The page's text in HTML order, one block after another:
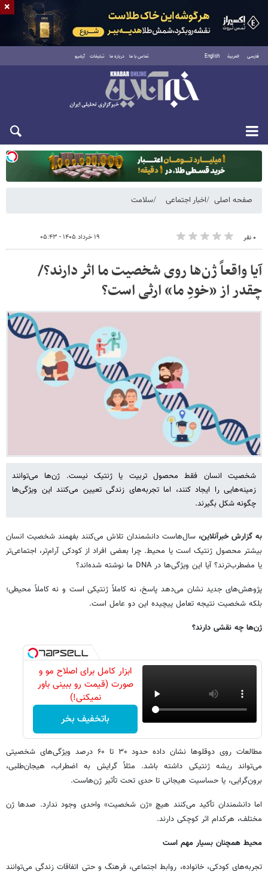
فارسی العربية English تماس با ما درباره ما تبلیغات آرشیو
دوشنبه ۱۹ مرداد ۱۴۰۵
صفحه اصلی اخبار اجتماعی سلامت
۰ نفر ۱۹ خرداد ۱۴۰۵ - ۰۵:۴۳
آیا واقعاً ژن‌ها روی شخصیت ما اثر دارند؟/
چقدر از «خودِ ما» ارثی است؟
شخصیت انسان فقط محصول تربیت یا ژنتیک نیست. ژن‌ها می‌توانند
زمینه‌هایی را ایجاد کنند، اما تجربه‌های زندگی تعیین می‌کنند این ویژگی‌ها
چگونه شکل بگیرند.
به گزارش خبرآنلاین، سال‌هاست دانشمندان تلاش می‌کنند بفهمند شخصیت انسان
بیشتر محصول ژنتیک است یا محیط. چرا بعضی افراد از کودکی آرام‌تر، اجتماعی‌تر
یا مضطرب‌ترند؟ آیا این ویژگی‌ها در DNA ما نوشته شده‌اند؟
پژوهش‌های جدید نشان می‌دهد پاسخ، نه کاملاً ژنتیکی است و نه کاملاً محیطی؛
بلکه شخصیت نتیجه تعامل پیچیده این دو عامل است.
ژن‌ها چه نقشی دارند؟
ابزار کامل برای اصلاح مو و
صورت (قیمت رو ببینی باور
نمیکنی!)
باتخفیف بخر
مطالعات روی دوقلوها نشان داده حدود ۳۰ تا ۶۰ درصد ویژگی‌های شخصیتی
می‌تواند ریشه ژنتیکی داشته باشد. مثلاً گرایش به اضطراب، هیجان‌طلبی،
برون‌گرایی، یا حساسیت هیجانی تا حدی تحت تأثیر ژن‌هاست.
اما دانشمندان تأکید می‌کنند هیچ «ژن شخصیت» واحدی وجود ندارد. صدها ژن
مختلف، هرکدام اثر کوچکی دارند.
محیط همچنان بسیار مهم است
تجربه‌های کودکی، خانواده، روابط اجتماعی، فرهنگ و حتی اتفاقات زندگی می‌توانند
×